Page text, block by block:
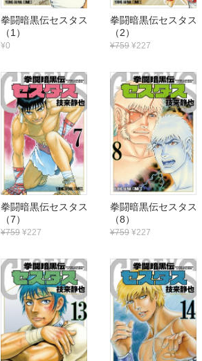
拳闘暗黒伝セスタス
（1）
¥0
拳闘暗黒伝セスタス
（2）
¥759 ¥227
拳闘暗黒伝セスタス
（7）
¥759 ¥227
拳闘暗黒伝セスタス
（8）
¥759 ¥227